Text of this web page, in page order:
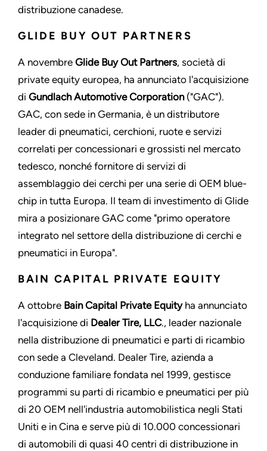
distribuzione canadese.
GLIDE BUY OUT PARTNERS
A novembre Glide Buy Out Partners, società di
private equity europea, ha annunciato l'acquisizione
di Gundlach Automotive Corporation("GAC").
GAC, con sede in Germania, è un distributore
leader di pneumatici, cerchioni, ruote e servizi
correlati per concessionari e grossisti nel mercato
tedesco, nonché fornitore di servizi di
assemblaggio dei cerchi per una serie di OEM blue-
chip in tutta Europa. Il team di investimento di Glide
mira a posizionare GAC come "primo operatore
integrato nel settore della distribuzione di cerchi e
pneumatici in Europa".
BAIN CAPITAL PRIVATE EQUITY
A ottobre Bain Capital Private Equityha annunciato
l'acquisizione di Dealer Tire, LLC., leader nazionale
nella distribuzione di pneumatici e parti di ricambio
con sede a Cleveland. Dealer Tire, azienda a
conduzione familiare fondata nel 1999, gestisce
programmi su parti di ricambio e pneumatici per più
di 20 OEM nell'industria automobilistica negli Stati
Uniti e in Cina e serve più di 10.000 concessionari
di automobili di quasi 40 centri di distribuzione in